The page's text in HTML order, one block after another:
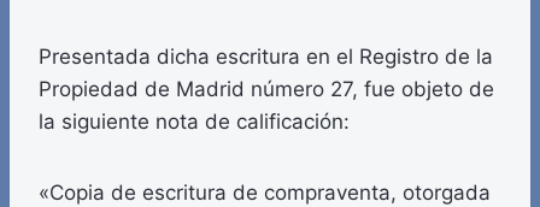
Presentada dicha escritura en el Registro de la
Propiedad de Madrid número 27, fue objeto de
la siguiente nota de calificación:
«Copia de escritura de compraventa, otorgada